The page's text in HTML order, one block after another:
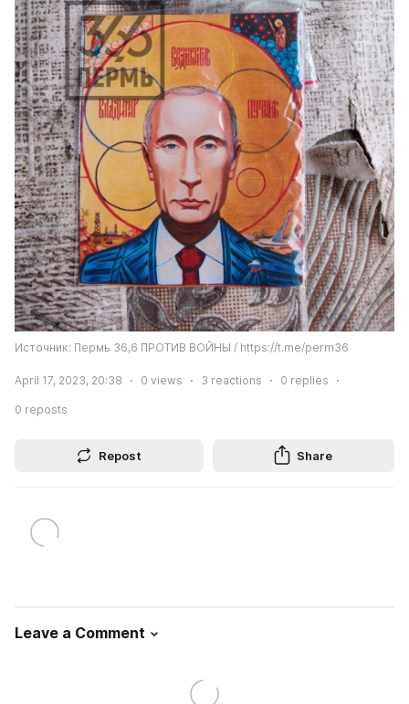
Источник: Пермь 36,6 ПРОТИВ ВОЙНЫ / https://t.me/perm36
April 17, 2023, 20:38 0 views 3 reactions 0 replies
0 reposts
Repost Share
Leave a Comment